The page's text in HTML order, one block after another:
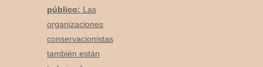
público: Las
organizaciones
conservacionistas
también están